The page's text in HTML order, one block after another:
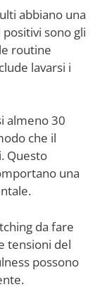
abbiano una
sono gli
routine
lavarsi i
almeno 30
che il
Questo
una
da fare
tensioni del
possono